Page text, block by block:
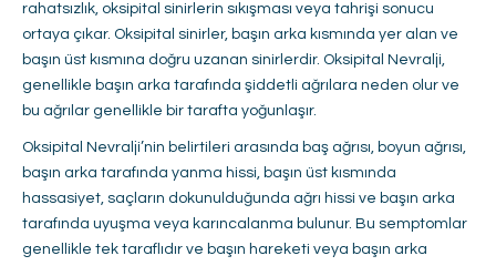
rahatsızlık, oksipital sinirlerin sıkışması veya tahrişi sonucu
ortaya çıkar. Oksipital sinirler, başın arka kısmında yer alan ve
başın üst kısmına doğru uzanan sinirlerdir. Oksipital Nevralji,
genellikle başın arka tarafında şiddetli ağrılara neden olur ve
bu ağrılar genellikle bir tarafta yoğunlaşır.
Oksipital Nevralji’nin belirtileri arasında baş ağrısı, boyun ağrısı,
başın arka tarafında yanma hissi, başın üst kısmında
hassasiyet, saçların dokunulduğunda ağrı hissi ve başın arka
tarafında uyuşma veya karıncalanma bulunur. Bu semptomlar
genellikle tek taraflıdır ve başın hareketi veya başın arka